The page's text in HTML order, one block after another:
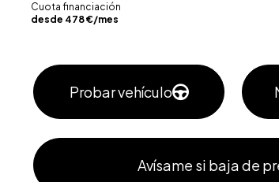
Cuota financiación
desde 478€/mes
Probar vehículo
Avísame si baja de